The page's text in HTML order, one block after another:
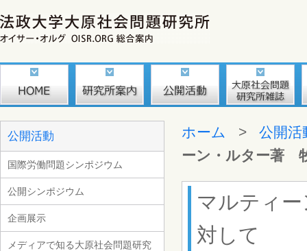
公開活動
国際労働問題シンポジウム
公開シンポジウム
企画展示
メディアで知る大原社会問題研究
ホーム > 公開活
ーン・ルター著
マルティ
対して